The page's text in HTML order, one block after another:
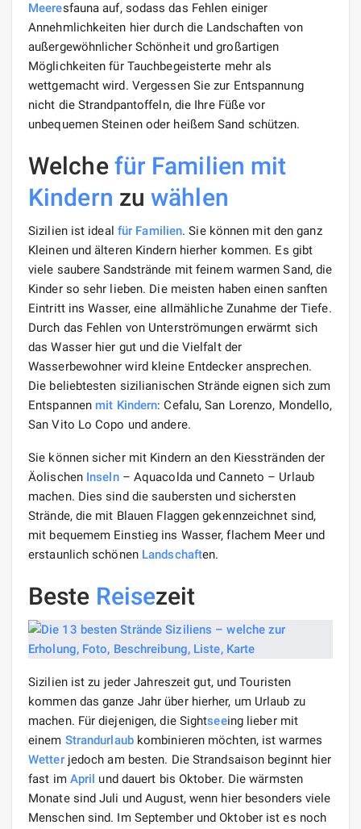
Meeresfauna auf, sodass das Fehlen einiger
Annehmlichkeiten hier durch die Landschaften von
außergewöhnlicher Schönheit und großartigen
Möglichkeiten für Tauchbegeisterte mehr als
wettgemacht wird. Vergessen Sie zur Entspannung
nicht die Strandpantoffeln, die Ihre Füße vor
unbequemen Steinen oder heißem Sand schützen.
Welche für Familien mit
Kindern zuwählen
Sizilien ist ideal für Familien. Sie können mit den ganz
Kleinen und älteren Kindern hierher kommen. Es gibt
viele saubere Sandstrände mit feinem warmen Sand, die
Kinder so sehr lieben. Die meisten haben einen sanften
Eintritt ins Wasser, eine allmähliche Zunahme der Tiefe.
Durch das Fehlen von Unterströmungen erwärmt sich
das Wasser hier gut und die Vielfalt der
Wasserbewohner wird kleine Entdecker ansprechen.
Die beliebtesten sizilianischen Strände eignen sich zum
Entspannen mit Kindern: Cefalu, San Lorenzo, Mondello,
San Vito Lo Copo und andere.
Sie können sicher mit Kindern an den Kiesstränden der
Äolischen Inseln– Aquacolda und Canneto – Urlaub
machen. Dies sind die saubersten und sichersten
Strände, die mit Blauen Flaggen gekennzeichnet sind,
mit bequemem Einstieg ins Wasser, flachem Meer und
erstaunlich schönen Landschaften.
Beste Reisezeit
Sizilien ist zu jeder Jahreszeit gut, und Touristen
kommen das ganze Jahr über hierher, um Urlaub zu
machen. Für diejenigen, die Sightseeing lieber mit
einem Strandurlaubkombinieren möchten, ist warmes
Wetterjedoch am besten. Die Strandsaison beginnt hier
fast im April und dauert bis Oktober. Die wärmsten
Monate sind Juli und August, wenn hier besonders viele
Menschen sind. Im September und Oktober ist es noch